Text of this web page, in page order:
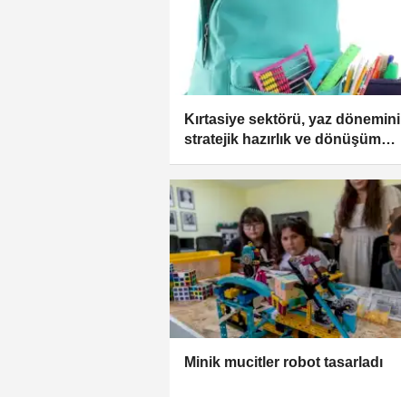
Kırtasiye sektörü, yaz dönemini
stratejik hazırlık ve dönüşüm
Minik mucitler robot tasarladı